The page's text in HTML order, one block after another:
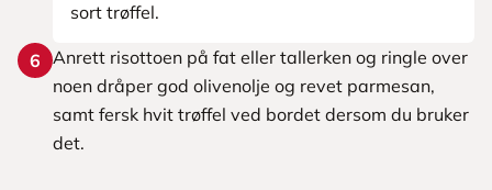
sort trøffel.
6 Anrett risottoen på fat eller tallerken og ringle over
noen dråper god olivenolje og revet parmesan,
samt fersk hvit trøffel ved bordet dersom du bruker
det.